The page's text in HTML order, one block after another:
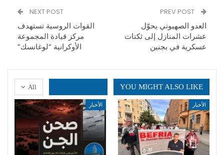
العدو الصهيوني يحوّل
عشرات المنازل إلى ثكنات
عسكرية في بجنين
NEXT POST
القوات الروسية تستهدف
مركز قيادة المجموعة
الأوكرانية “لوغانسك”
All YOU MIGHT ALSO LIKE
الأخبار الأخبار